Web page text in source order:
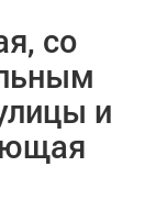
со
и